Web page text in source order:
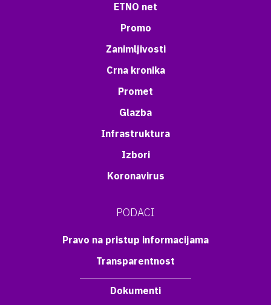
ETNO net
Promo
Zanimljivosti
Crna kronika
Promet
Glazba
Infrastruktura
Izbori
Koronavirus
PODACI
Pravo na pristup informacijama
Transparentnost
Dokumenti